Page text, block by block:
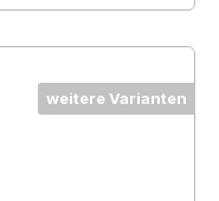
weitere Varianten